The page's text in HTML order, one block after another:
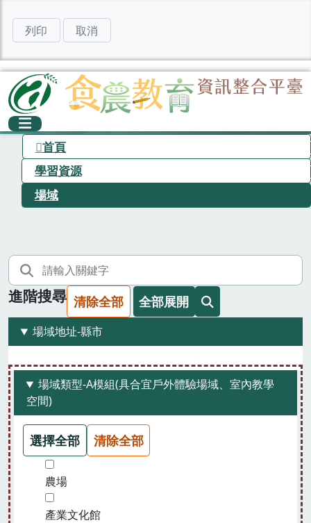
列印 取消
首頁
學習資源
場域
進階搜尋 清除全部 全部展開
場域地址-縣市
場域類型-A模組(具合宜戶外體驗場域、室內教學
空間)
選擇全部 清除全部
農場
產業文化館